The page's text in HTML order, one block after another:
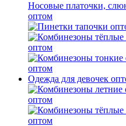
Носовые платочки,
оптом
оптом
оптом
Одежда для девочек
оптом
оптом